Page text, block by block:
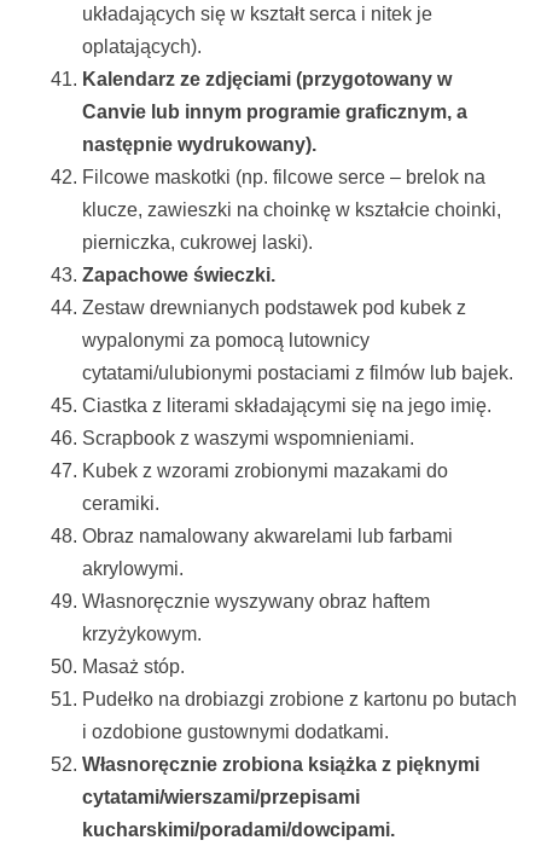
układających się w kształt serca i nitek je
oplatających).
Kalendarz ze zdjęciami (przygotowany w
Canvie lub innym programie graficznym, a
następnie wydrukowany).
Filcowe maskotki (np. filcowe serce – brelok na
klucze, zawieszki na choinkę w kształcie choinki,
pierniczka, cukrowej laski).
Zapachowe świeczki.
Zestaw drewnianych podstawek pod kubek z
wypalonymi za pomocą lutownicy
cytatami/ulubionymi postaciami z filmów lub bajek.
Ciastka z literami składającymi się na jego imię.
Scrapbook z waszymi wspomnieniami.
Kubek z wzorami zrobionymi mazakami do
ceramiki.
Obraz namalowany akwarelami lub farbami
akrylowymi.
Własnoręcznie wyszywany obraz haftem
krzyżykowym.
Masaż stóp.
Pudełko na drobiazgi zrobione z kartonu po butach
i ozdobione gustownymi dodatkami.
Własnoręcznie zrobiona książka z pięknymi
cytatami/wierszami/przepisami
kucharskimi/poradami/dowcipami.